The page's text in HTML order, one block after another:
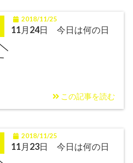
2018/11/25
11月24日 今日は何の日
この記事を読む
2018/11/25
11月23日 今日は何の日